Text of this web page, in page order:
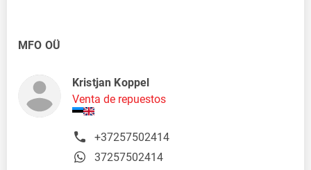
MFO OÜ
Kristjan Koppel
Venta de repuestos
+37257502414
37257502414